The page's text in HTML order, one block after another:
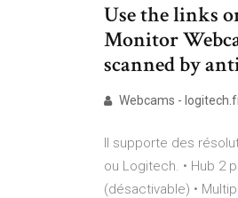
Use the links
Monitor
scanned by
Webcams -
Il supporte des
ou Logitech. • Hub 2
(désactivable) •